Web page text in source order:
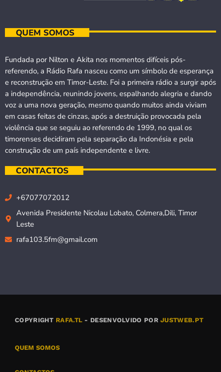
QUEM SOMOS
Fundada por Nilton e Akita nos momentos difíceis pós-
referendo, a Rádio Rafa nasceu como um símbolo de esperança
e reconstrução em Timor-Leste. Foi a primeira rádio a surgir após
a independência, reunindo jovens, espalhando alegria e dando
voz a uma nova geração, mesmo quando muitos ainda viviam
em casas feitas de cinzas, após a destruição provocada pela
violência que se seguiu ao referendo de 1999, no qual os
timorenses decidiram pela separação da Indonésia e pela
construção de um país independente e livre.
CONTACTOS
+67077072012
Avenida Presidente Nicolau Lobato, Colmera,Dili, Timor
Leste
rafa103.5fm@gmail.com
COPYRIGHT RAFA.TL - DESENVOLVIDO PORJUSTWEB.PT
QUEM SOMOS